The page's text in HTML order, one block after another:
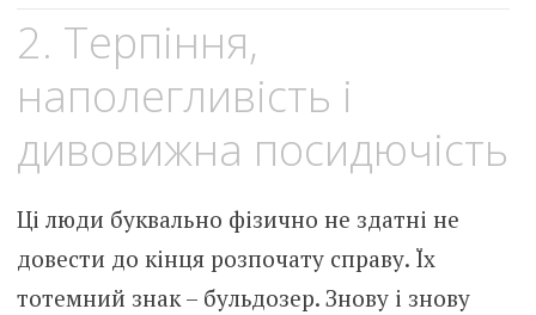
2. Терпіння,
наполегливість і
дивовижна посидючість
Ці люди буквально фізично не здатні не
довести до кінця розпочату справу. Їх
тотемний знак – бульдозер. Знову і знову